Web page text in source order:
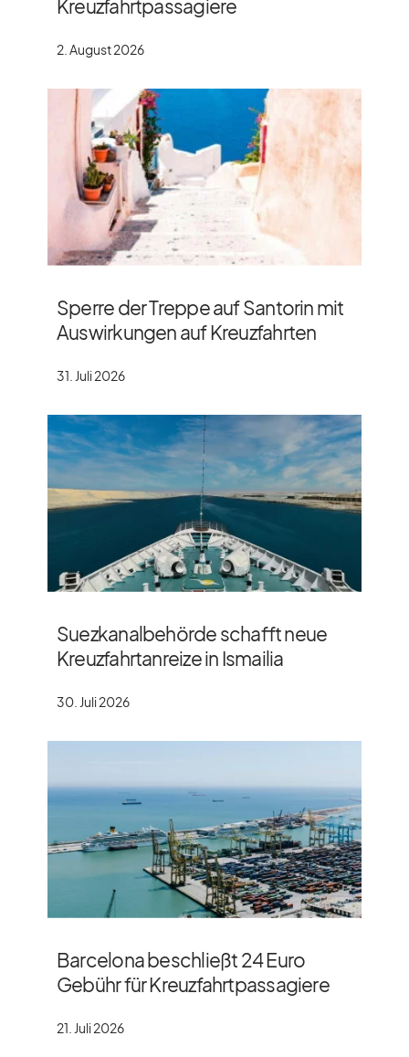
Kreuzfahrtpassagiere
2. August 2026
Sperre der Treppe auf Santorin mit
Auswirkungen auf Kreuzfahrten
31. Juli 2026
Suezkanalbehörde schafft neue
Kreuzfahrtanreize in Ismailia
30. Juli 2026
Barcelona beschließt 24 Euro
Gebühr für Kreuzfahrtpassagiere
21. Juli 2026